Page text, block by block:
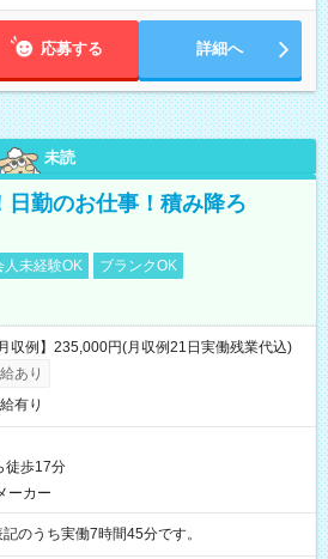
応募する 詳細へ
未読
日勤のお仕事！積み降ろ
人未経験OK
ブランクOK
例】235,000円(月収例21日実働残業代込)
あり
有り
徒歩17分
ーカー
17:15 ※表記のうち実働7時間45分です。